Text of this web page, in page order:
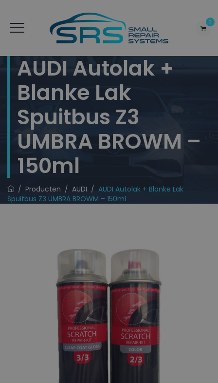
0
AUDI Autolak +
Blanke Lak
Spuitbus Z3
UMBRA BROWM –
150ml
/ Producten / AUDI / AUDI Autolak + Blanke Lak
Spuitbus Z3 UMBRA BROWM – 150ml